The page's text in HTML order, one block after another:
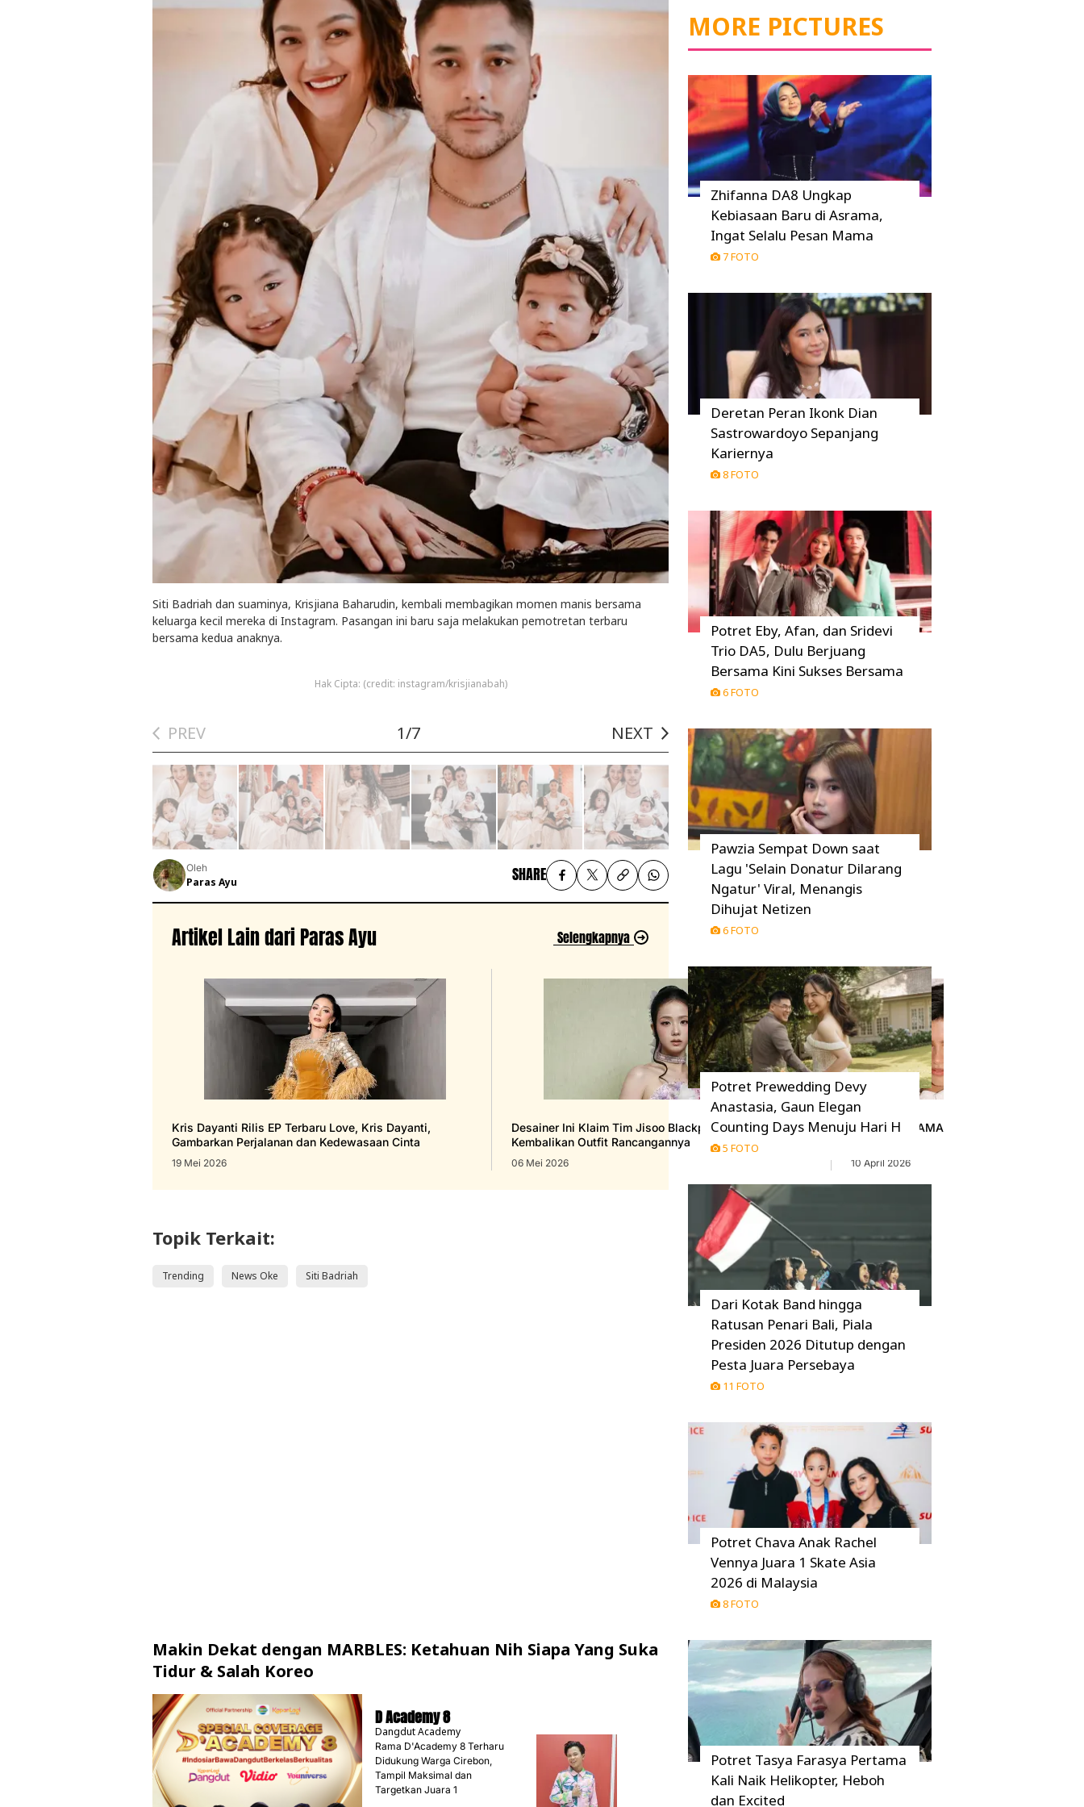
Siti Badriah dan suaminya, Krisjiana Baharudin, kembali membagikan momen manis bersama
keluarga kecil mereka di Instagram. Pasangan ini baru saja melakukan pemotretan terbaru
bersama kedua anaknya.
Hak Cipta: (credit: instagram/krisjianabah)
PREV 1/7 NEXT
Oleh
Paras Ayu SHARE
Artikel Lain dari Paras Ayu Selengkapnya
Kris Dayanti Rilis EP Terbaru Love, Kris Dayanti,
Gambarkan Perjalanan dan Kedewasaan Cinta
19 Mei 2026
Desainer Ini Klaim Tim Jisoo Blackpink Tidak
Kembalikan Outfit Rancangannya
06 Mei 2026
Film THE DRAMA - Sinopsis, Pemeran dan
10 April 2026
Topik Terkait:
Trending News Oke Siti Badriah
Makin Dekat dengan MARBLES: Ketahuan Nih Siapa Yang Suka
Tidur & Salah Koreo
D Academy 8
Dangdut Academy
Rama D'Academy 8 Terharu
Didukung Warga Cirebon,
Tampil Maksimal dan
Targetkan Juara 1
MORE PICTURES
Zhifanna DA8 Ungkap
Kebiasaan Baru di Asrama,
Ingat Selalu Pesan Mama
7 FOTO
Deretan Peran Ikonk Dian
Sastrowardoyo Sepanjang
Kariernya
8 FOTO
Potret Eby, Afan, dan Sridevi
Trio DA5, Dulu Berjuang
Bersama Kini Sukses Bersama
6 FOTO
Pawzia Sempat Down saat
Lagu 'Selain Donatur Dilarang
Ngatur' Viral, Menangis
Dihujat Netizen
6 FOTO
Potret Prewedding Devy
Anastasia, Gaun Elegan
Counting Days Menuju Hari H
5 FOTO
Dari Kotak Band hingga
Ratusan Penari Bali, Piala
Presiden 2026 Ditutup dengan
Pesta Juara Persebaya
11 FOTO
Potret Chava Anak Rachel
Vennya Juara 1 Skate Asia
2026 di Malaysia
8 FOTO
Potret Tasya Farasya Pertama
Kali Naik Helikopter, Heboh
dan Excited